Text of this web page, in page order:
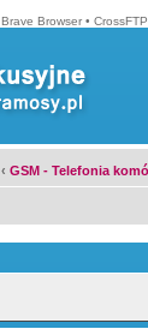
Brave Browser •
‹ GSM - Telefonia